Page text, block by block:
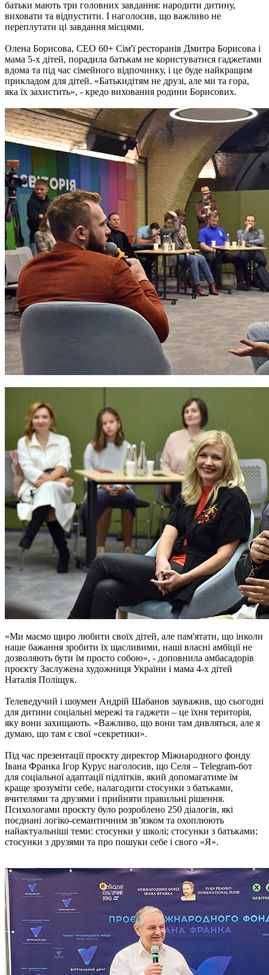
батьки мають три головних завдання: народити дитину,
виховати та відпустити. І наголосив, що важливо не
переплутати ці завдання місцями.
Олена Борисова, CEO 60+ Сім'ї ресторанів Дмитра Борисова і
мама 5-х дітей, порадила батькам не користуватися гаджетами
вдома та під час сімейного відпочинку, і це буде найкращим
прикладом для дітей. «Батькидітям не друзі, але ми та гора,
яка їх захистить», - кредо виховання родини Борисових.
«Ми маємо щиро любити своїх дітей, але пам'ятати, що інколи
наше бажання зробити їх щасливими, наші власні амбіції не
дозволяють бути їм просто собою», - доповнила амбасадорів
проєкту Заслужена художниця України і мама 4-х дітей
Наталія Поліщук.
Телеведучий і шоумен Андрій Шабанов зауважив, що сьогодні
для дитини соціальні мережі та гаджети – це їхня територія,
яку вони захищають. «Важливо, що вони там дивляться, але я
думаю, що там є свої «секретики».
Під час презентації проєкту директор Міжнародного фонду
Івана Франка Ігор Курус наголосив, що Селя – Telegram-бот
для соціальної адаптації підлітків, який допомагатиме їм
краще зрозуміти себе, налагодити стосунки з батьками,
вчителями та друзями і прийняти правильні рішення.
Психологами проєкту було розроблено 250 діалогів, які
поєднані логіко-семантичним зв’язком та охоплюють
найактуальніші теми: стосунки у школі; стосунки з батьками;
стосунки з друзями та про пошуки себе і свого «Я».